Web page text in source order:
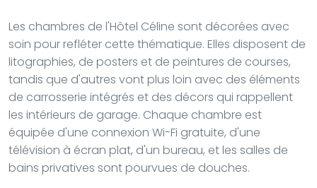
Les chambres de l'Hôtel Céline sont décorées avec
soin pour refléter cette thématique. Elles disposent de
litographies, de posters et de peintures de courses,
tandis que d'autres vont plus loin avec des éléments
de carrosserie intégrés et des décors qui rappellent
les intérieurs de garage. Chaque chambre est
équipée d'une connexion Wi-Fi gratuite, d'une
télévision à écran plat, d'un bureau, et les salles de
bains privatives sont pourvues de douches.